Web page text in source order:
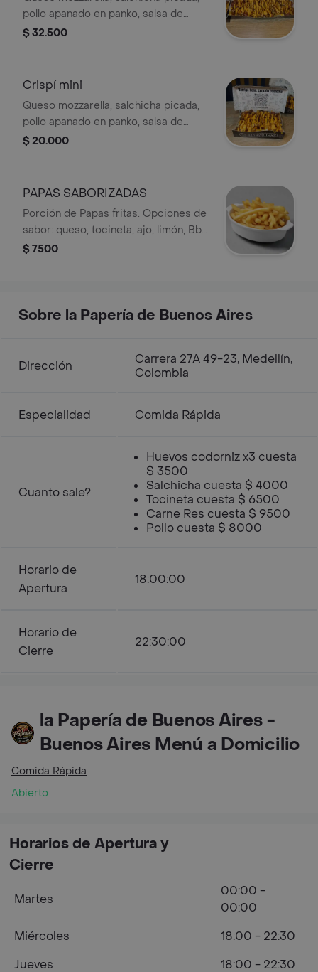
pollo apanado en panko, salsa de
queso chedar y Bbq dulce
$ 32.500
Crispí mini
Queso mozzarella, salchicha picada,
pollo apanado en panko, salsa de
queso chedar y Bbq dulce
$ 20.000
PAPAS SABORIZADAS
Porción de Papas fritas. Opciones de
sabor: queso, tocineta, ajo, limón, Bbq
o miel.
$ 7500
Sobre la Papería de Buenos Aires
Dirección
Carrera 27A 49-23, Medellín,
Colombia
Especialidad Comida Rápida
Cuanto sale?
Huevos codorniz x3 cuesta
$ 3500
Salchicha cuesta $ 4000
Tocineta cuesta $ 6500
Carne Res cuesta $ 9500
Pollo cuesta $ 8000
Horario de
Apertura
18:00:00
Horario de
Cierre
22:30:00
la Papería de Buenos Aires -
Buenos Aires Menú a Domicilio
Comida Rápida
Abierto
Horarios de Apertura y
Cierre
Martes
00:00 -
00:00
Miércoles
18:00 - 22:30
Jueves
18:00 - 22:30